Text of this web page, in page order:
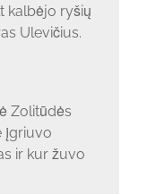
kalbėjo ryšių
Ulevičius.
Zolitūdės
įgriuvo
ir kur žuvo